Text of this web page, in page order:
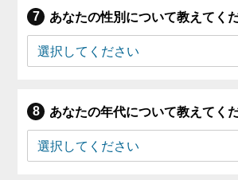
あなたの性別について教えてく
あなたの年代について教えてく